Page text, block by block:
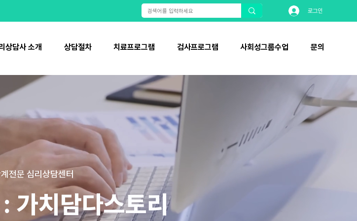
로그인
상담사 소개 상담절차 치료프로그램 검사프로그램 사회성그룹수업 문의
전문 심리상담센터
가치담다스토리